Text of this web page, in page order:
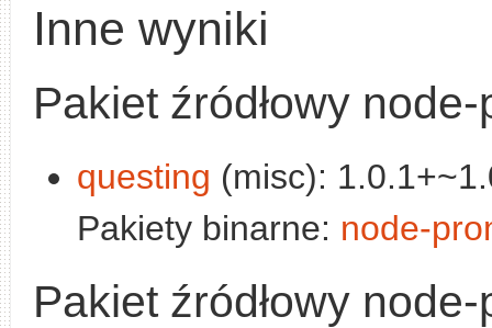
Inne wyniki
Pakiet źródłowy
questing (misc):
Pakiety binarne: node-
Pakiet źródłowy